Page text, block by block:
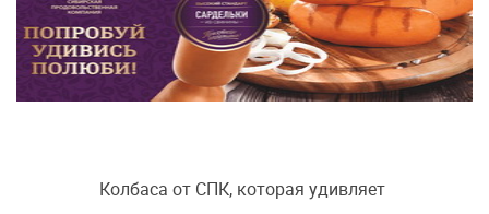
Колбаса от СПК, которая удивляет